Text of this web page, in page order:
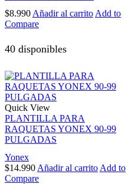
$8.990 Añadir al carrito Add to
Compare
40 disponibles
Quick View
PLANTILLA PARA
RAQUETAS YONEX 90-99
PULGADAS
Yonex
$14.990 Añadir al carrito Add to
Compare